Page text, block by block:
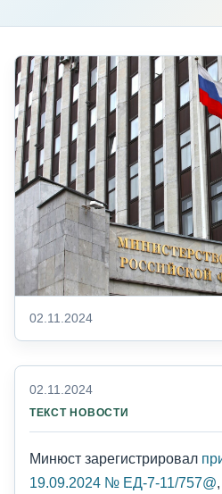
02.11.2024
02.11.2024
ТЕКСТ НОВОСТИ
Минюст зарегистрировал
19.09.2024 № ЕД-7-11/757@